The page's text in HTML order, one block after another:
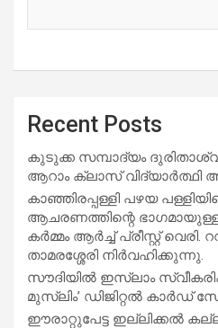
Recent Posts
കുടുക്ക സമ്പാദ്യം
ആറാം ക്ലാസ് വിദ്യാർത്ഥി
കാഞ്ഞിരപ്പള്ളി പഴയ
ആചരണത്തിന്റെ ഭാഗമായുള്ള
കർമ്മം ആർച്ച് പ്രീസ്റ്റ്
താമരശ്ശേരി നിർവഹിക്കുന്നു.
സൗദിയില്‍ ഇസ്‌ലാം
മുസ്ലിം’ ഡിജിറ്റല്‍ കാര്‍ഡ്
ഈരാറ്റുപേട്ട ഇല്ലിക്കൽ കല്ലിൽ